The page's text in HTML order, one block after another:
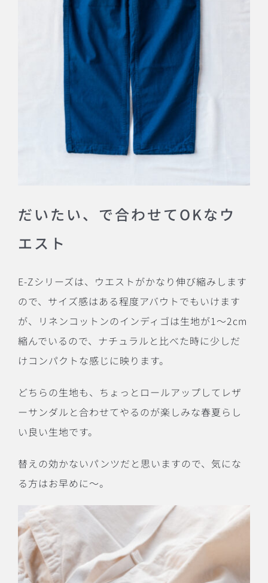
だいたい、で合わせてOKなウ
エスト
E-Zシリーズは、ウエストがかなり伸び縮みします
ので、サイズ感はある程度アバウトでもいけます
が、リネンコットンのインディゴは生地が1〜2cm
縮んでいるので、ナチュラルと比べた時に少しだ
けコンパクトな感じに映ります。
どちらの生地も、ちょっとロールアップしてレザ
ーサンダルと合わせてやるのが楽しみな春夏らし
い良い生地です。
替えの効かないパンツだと思いますので、気にな
る方はお早めに〜。